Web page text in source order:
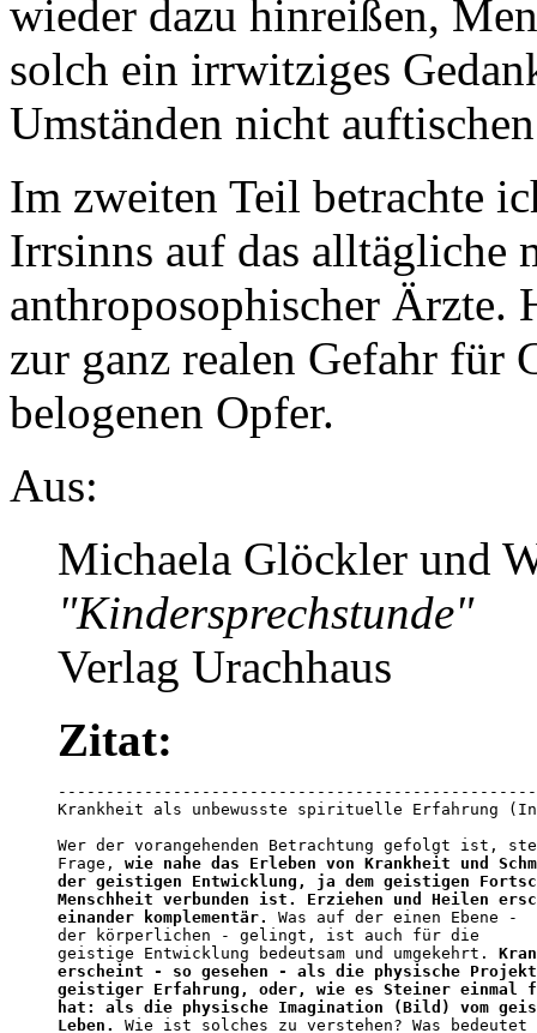
wieder dazu hinreißen,
solch ein irrwitziges
Umständen nicht
Im zweiten Teil betrachte
Irrsinns auf das alltägliche
anthroposophischer Ärzte.
zur ganz realen Gefahr für
belogenen Opfer.
Aus:
Michaela Glöckler und
"Kindersprechstunde"
Verlag Urachhaus
Zitat:
Krankheit als unbewusste spirituelle Erfahrung
Wer der vorangehenden Betrachtung gefolgt ist,
Frage, wie nahe das Erleben von Krankheit und
der geistigen Entwicklung, ja dem geistigen
Menschheit verbunden ist. Erziehen und Heilen
einander komplementär.
Was auf der einen Ebene -
der körperlichen - gelingt, ist auch für die
geistige Entwicklung bedeutsam und umgekehrt.
erscheint - so gesehen - als die physische
geistiger Erfahrung, oder, wie es Steiner
hat: als die physische Imagination (Bild) vom
Leben.
Wie ist solches zu verstehen? Was